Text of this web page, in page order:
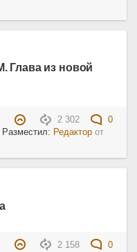
из новой
2 302
0
| Разместил: Редактор от
2 158
0